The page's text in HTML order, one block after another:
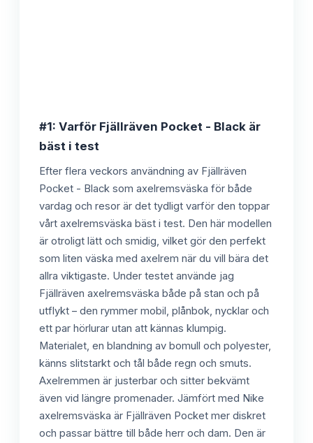
#1: Varför Fjällräven Pocket - Black är
bäst i test
Efter flera veckors användning av Fjällräven
Pocket - Black som axelremsväska för både
vardag och resor är det tydligt varför den toppar
vårt axelremsväska bäst i test. Den här modellen
är otroligt lätt och smidig, vilket gör den perfekt
som liten väska med axelrem när du vill bära det
allra viktigaste. Under testet använde jag
Fjällräven axelremsväska både på stan och på
utflykt – den rymmer mobil, plånbok, nycklar och
ett par hörlurar utan att kännas klumpig.
Materialet, en blandning av bomull och polyester,
känns slitstarkt och tål både regn och smuts.
Axelremmen är justerbar och sitter bekvämt
även vid längre promenader. Jämfört med Nike
axelremsväska är Fjällräven Pocket mer diskret
och passar bättre till både herr och dam. Den är